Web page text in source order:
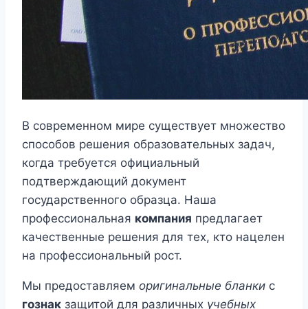
В современном мире существует множество
способов решения образовательных задач,
когда требуется официальный
подтверждающий документ
государственного образца. Наша
профессиональная компания предлагает
качественные решения для тех, кто нацелен
на профессиональный рост.
Мы предоставляем оригинальные бланки с
гознак защитой для различных учебных